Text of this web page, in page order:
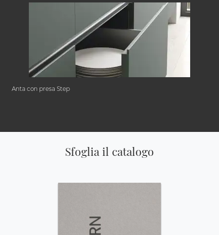
Anta con presa Step
Sfoglia il catalogo